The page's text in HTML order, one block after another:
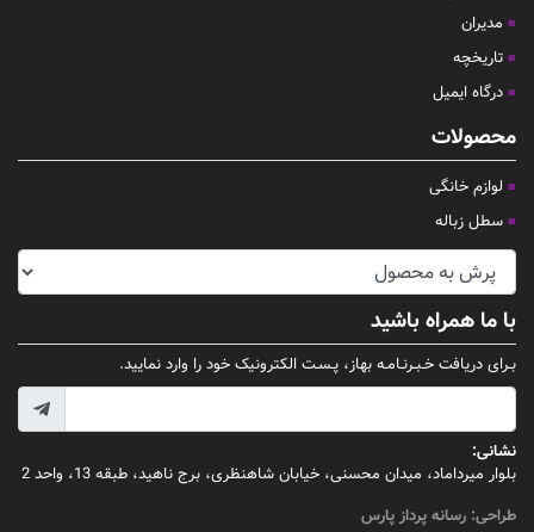
مدیران
تاریخچه
درگاه ایمیل
محصولات
لوازم خانگی
سطل زباله
با ما همراه باشید
بـرای دریافت خـبـرنـامـه بهاز، پـسـت الکترونیک خود را وارد نمایید.
نشانی:
بلوار میرداماد، میدان محسنی، خیابان شاهنظری، برج ناهید، طبقه 13، واحد 2
طراحی: رسانه پرداز پارس